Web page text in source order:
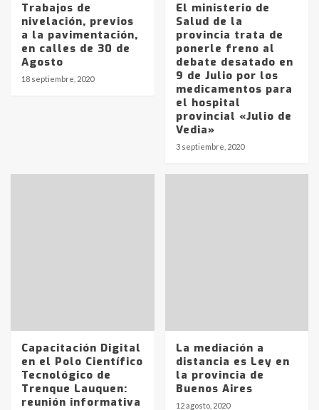
Trabajos de
nivelación, previos
a la pavimentación,
en calles de 30 de
Agosto
18 septiembre, 2020
El ministerio de
Salud de la
provincia trata de
ponerle freno al
debate desatado en
9 de Julio por los
medicamentos para
el hospital
provincial «Julio de
Vedia»
3 septiembre, 2020
Capacitación Digital
en el Polo Científico
Tecnológico de
Trenque Lauquen:
reunión informativa
La mediación a
distancia es Ley en
la provincia de
Buenos Aires
12 agosto, 2020